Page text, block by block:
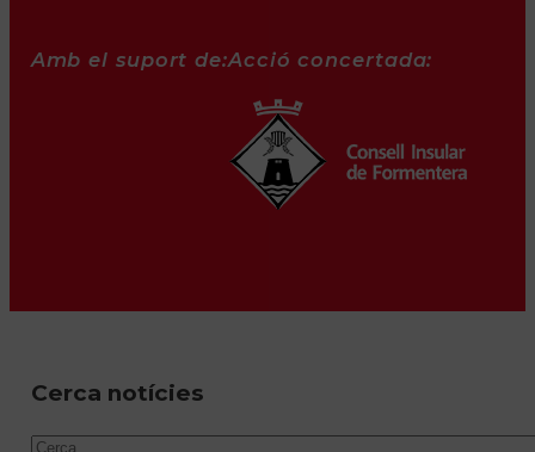
Amb el suport de:Acció concertada:
Cerca notícies
Cercar